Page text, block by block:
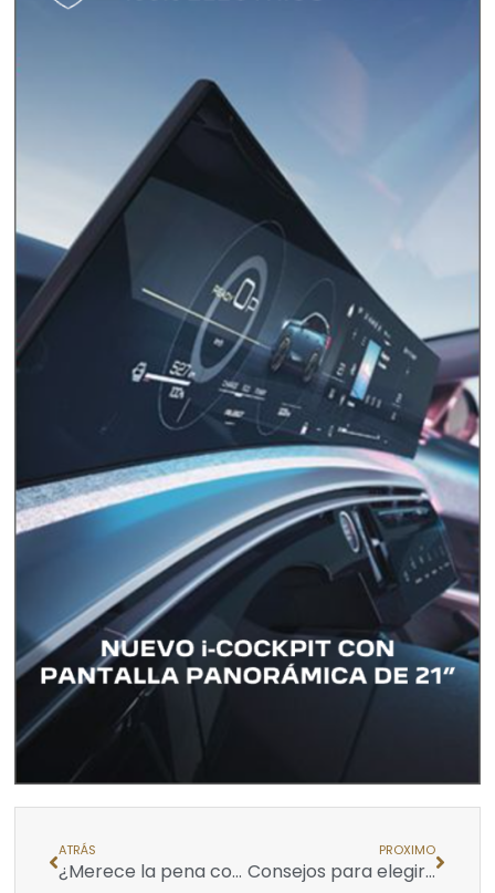
ATRÁS
¿Merece la pena comprar una casa o es mejor alquilarla?
PROXIMO
Consejos para elegir la tarima flotante